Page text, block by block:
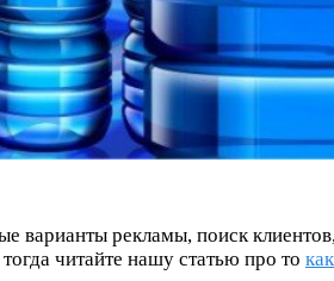
рекламы, поиск
читайте нашу статью про то